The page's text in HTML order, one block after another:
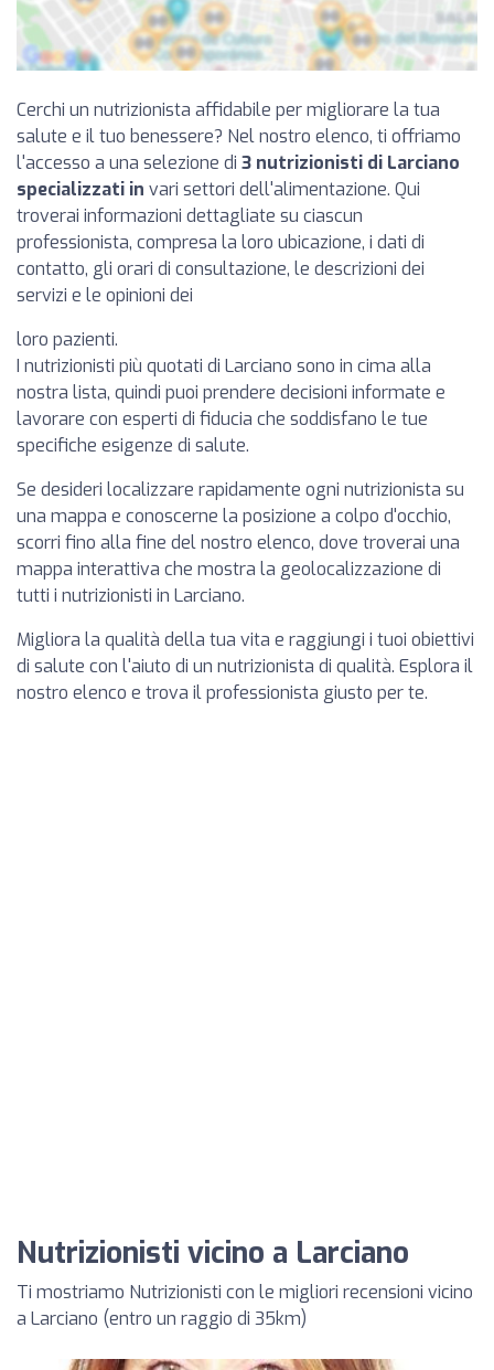
Cerchi un nutrizionista affidabile per migliorare la tua
salute e il tuo benessere? Nel nostro elenco, ti offriamo
l'accesso a una selezione di 3 nutrizionisti di Larciano
specializzati in vari settori dell'alimentazione. Qui
troverai informazioni dettagliate su ciascun
professionista, compresa la loro ubicazione, i dati di
contatto, gli orari di consultazione, le descrizioni dei
servizi e le opinioni dei
loro pazienti.
I nutrizionisti più quotati di Larciano sono in cima alla
nostra lista, quindi puoi prendere decisioni informate e
lavorare con esperti di fiducia che soddisfano le tue
specifiche esigenze di salute.
Se desideri localizzare rapidamente ogni nutrizionista su
una mappa e conoscerne la posizione a colpo d'occhio,
scorri fino alla fine del nostro elenco, dove troverai una
mappa interattiva che mostra la geolocalizzazione di
tutti i nutrizionisti in Larciano.
Migliora la qualità della tua vita e raggiungi i tuoi obiettivi
di salute con l'aiuto di un nutrizionista di qualità. Esplora il
nostro elenco e trova il professionista giusto per te.
Nutrizionisti vicino a Larciano
Ti mostriamo Nutrizionisti con le migliori recensioni vicino
a Larciano (entro un raggio di 35km)